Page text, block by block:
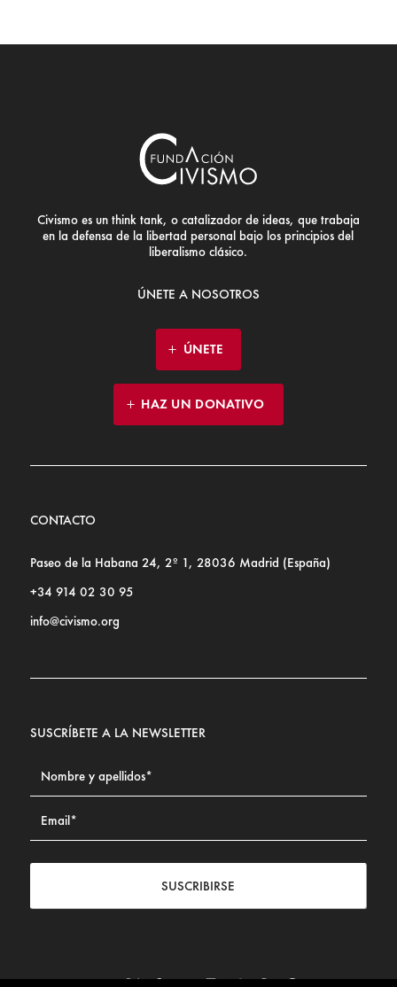
Civismo es un think tank, o catalizador de ideas, que trabaja
en la defensa de la libertad personal bajo los principios del
liberalismo clásico.
ÚNETE A NOSOTROS
ÚNETE
HAZ UN DONATIVO
CONTACTO
Paseo de la Habana 24, 2º 1, 28036 Madrid (España)
+34 914 02 30 95
info@civismo.org
SUSCRÍBETE A LA NEWSLETTER
SUSCRIBIRSE